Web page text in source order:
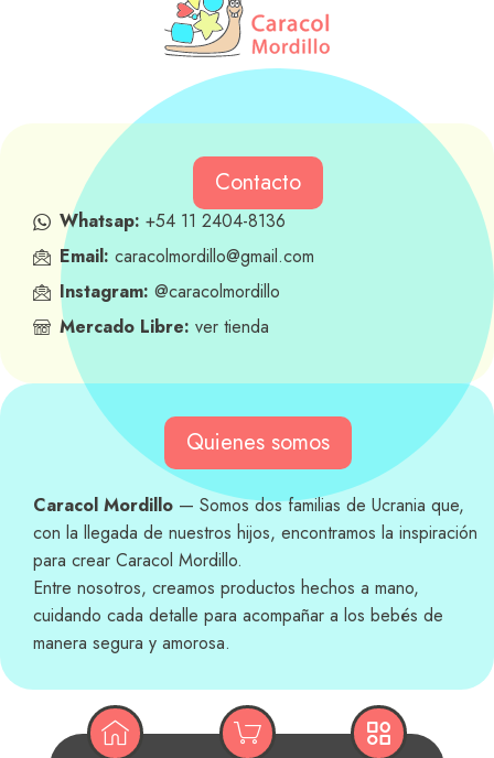
Quienes somos
Caracol Mordillo — Somos dos familias de Ucrania que,
con la llegada de nuestros hijos, encontramos la inspiración
para crear Caracol Mordillo.
Entre nosotros, creamos productos hechos a mano,
cuidando cada detalle para acompañar a los bebés de
manera segura y amorosa.
Contacto
Whatsap: +54 11 2404-8136
Email: caracolmordillo@gmail.com
Instagram: @caracolmordillo
Mercado Libre: ver tienda